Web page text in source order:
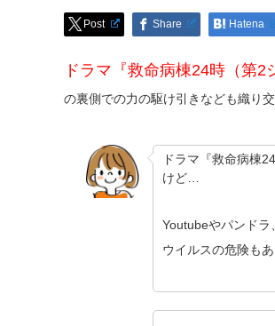
Post Share Hatena
ドラマ『救命病棟24時（第2
の裏側での力の駆け引きなども織り交
ドラマ『救命病棟
けど…
Youtubeやパンドラ
ウイルスの危険も